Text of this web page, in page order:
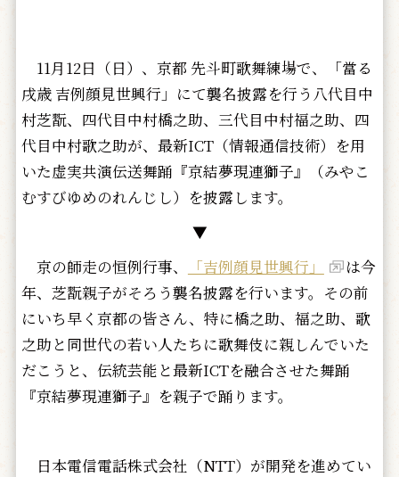
11月12日（日）、京都 先斗町歌舞練場で、「當る
戌歳 吉例顔見世興行」にて襲名披露を行う八代目中
村芝翫、四代目中村橋之助、三代目中村福之助、四
代目中村歌之助が、最新ICT（情報通信技術）を用
いた虚実共演伝送舞踊『京結夢現連獅子』（みやこ
むすびゆめのれんじし）を披露します。
▼
京の師走の恒例行事、
「吉例顔見世興行」
は今
年、芝翫親子がそろう襲名披露を行います。その前
にいち早く京都の皆さん、特に橋之助、福之助、歌
之助と同世代の若い人たちに歌舞伎に親しんでいた
だこうと、伝統芸能と最新ICTを融合させた舞踊
『京結夢現連獅子』を親子で踊ります。
日本電信電話株式会社（NTT）が開発を進めてい